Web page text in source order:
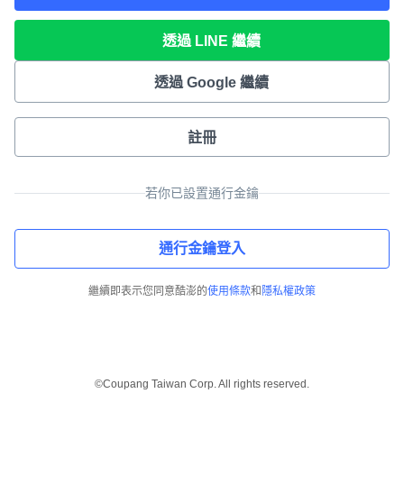
透過 LINE 繼續
透過 Google 繼續
註冊
若你已設置通行金鑰
通行金鑰登入
繼續即表示您同意酷澎的使用條款和 隱私權政策
©Coupang Taiwan Corp. All rights reserved.